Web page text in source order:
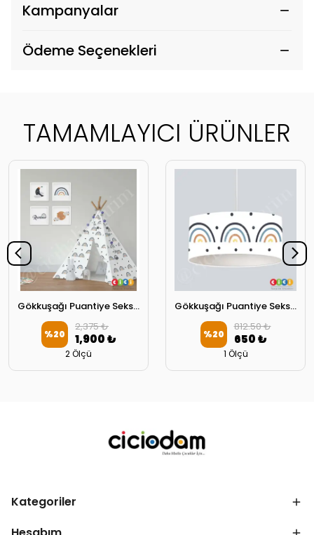
Kampanyalar
Ödeme Seçenekleri
TAMAMLAYICI ÜRÜNLER
Gökkuşağı Puantiye Seksek Oyun Oyun Çadırı
%20
2,375 ₺
1,900 ₺
2 Ölçü
Gökkuşağı Puantiye Seksek Oyun Çocuk Odası Avize
%20
812.50 ₺
650 ₺
1 Ölçü
Kategoriler